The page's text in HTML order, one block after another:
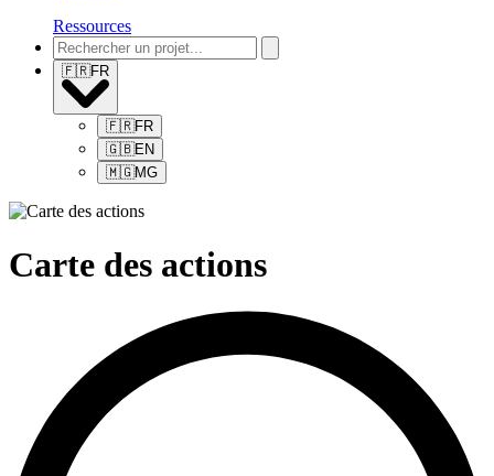
Ressources
🇫🇷FR
🇫🇷FR
🇬🇧EN
🇲🇬MG
Carte des actions